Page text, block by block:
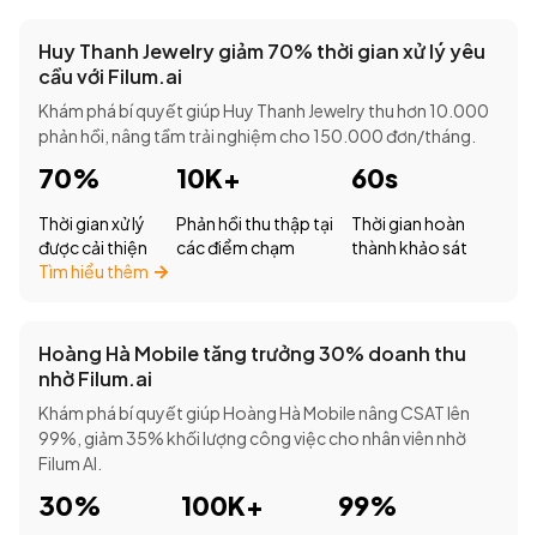
Huy Thanh Jewelry giảm 70% thời gian xử lý yêu
cầu với Filum.ai
Khám phá bí quyết giúp Huy Thanh Jewelry thu hơn 10.000
phản hồi, nâng tầm trải nghiệm cho 150.000 đơn/tháng.
70%
Thời gian xử lý
được cải thiện
10K+
Phản hồi thu thập tại
các điểm chạm
60s
Thời gian hoàn
thành khảo sát
Tìm hiểu thêm
Hoàng Hà Mobile tăng trưởng 30% doanh thu
nhờ Filum.ai
Khám phá bí quyết giúp Hoàng Hà Mobile nâng CSAT lên
99%, giảm 35% khối lượng công việc cho nhân viên nhờ
Filum AI.
30% 100K+ 99%